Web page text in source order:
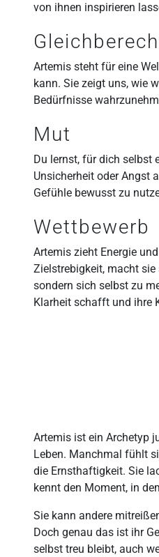
von ihnen inspirieren
Artemis steht für eine
kann. Sie zeigt uns, wie
Bedürfnisse
Mut
Du lernst, für dich selbst
Unsicherheit oder Angst
Gefühle bewusst zu
Wettbewerb
Artemis zieht Energie
Zielstrebigkeit, macht
sondern sich selbst zu
Klarheit schafft und ihre
Artemis ist ein Archetyp
Leben. Manchmal fühlt
die Ernsthaftigkeit. Sie
kennt den Moment, in
Sie kann andere
Doch genau das ist ihr
selbst treu bleibt, auch